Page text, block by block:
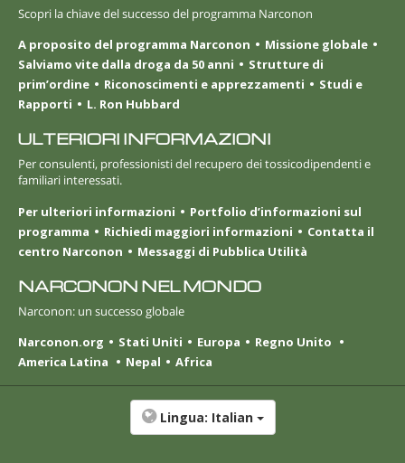
Scopri la chiave del successo del programma Narconon
A proposito del programma Narconon
Missione globale
Salviamo vite dalla droga da 50 anni
Strutture di
prim’ordine
Riconoscimenti e apprezzamenti
Studi e
Rapporti
L. Ron Hubbard
ULTERIORI INFORMAZIONI
Per consulenti, professionisti del recupero dei tossicodipendenti e
familiari interessati.
Per ulteriori informazioni
Portfolio d’informazioni sul
programma
Richiedi maggiori informazioni
Contatta il
centro Narconon
Messaggi di Pubblica Utilità
NARCONON NEL MONDO
Narconon: un successo globale
Narconon.org
Stati Uniti Europa
Regno Unito
America Latina
Nepal Africa
Lingua: Italian